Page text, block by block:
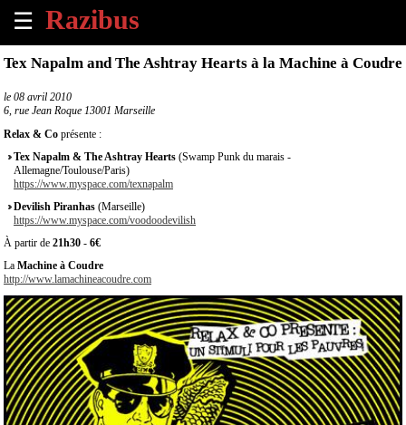
☰
×
Tous
évènements
à
venir
Annoncer
évènement
Contact
À
propos
Tex Napalm and The Ashtray Hearts à la Machine à Coudre
le 08 avril 2010
6, rue Jean Roque 13001 Marseille
Relax & Co présente :
Tex Napalm & The Ashtray Hearts (Swamp Punk du marais -
Allemagne/Toulouse/Paris)
https://www.myspace.com/texnapalm
Devilish Piranhas (Marseille)
https://www.myspace.com/voodoodevilish
À partir de 21h30 - 6€
La Machine à Coudre
http://www.lamachineacoudre.com